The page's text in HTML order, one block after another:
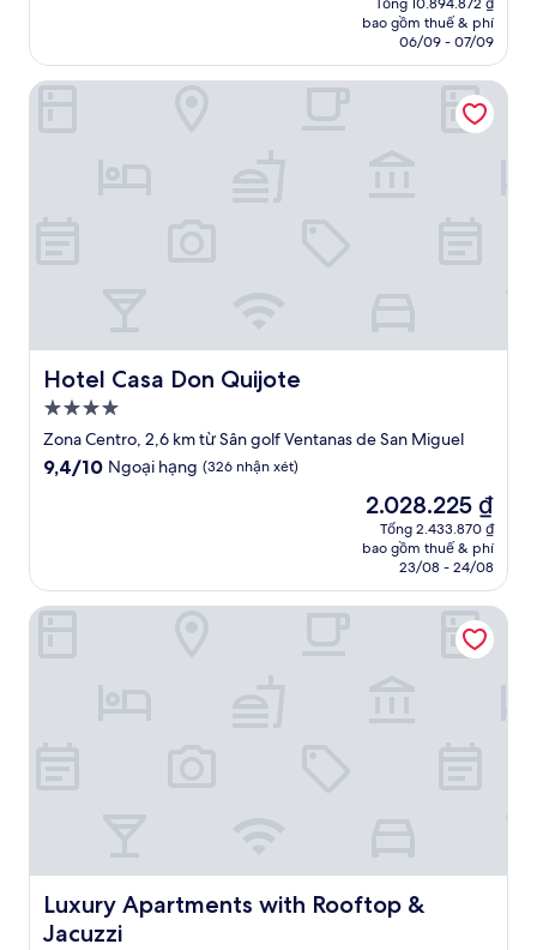
nhận
xét)
tại
7.097.897 ₫
bao gồm thuế & phí
06/09 - 07/09
Hotel Casa Don Quijote
Hotel Casa Don Quijote
Nơi
lưu
trú
Zona Centro, 2,6 km từ Sân golf Ventanas de San Miguel
9.4
nhận
xét)
9,4/10 Ngoại hạng (326 nhận xét)
Giá
hiện
tại
2.028.225 ₫
2.028.225 ₫
Tổng 2.433.870 ₫
bao gồm thuế & phí
23/08 - 24/08
Hotel Casa Don Quijote
Luxury Apartments with Rooftop &
Jacuzzi
Luxury Apartments with Rooftop & Jacuzzi
Luxury Apartments with Rooftop & Jacuzzi